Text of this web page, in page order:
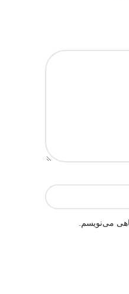
کار متقاضیان و
و حجم بار، حداکثر
طارم درجه یک (وزن گونی، محاسبه
فریدونکنار و بدون
خوب برای مراسم
می‌نویسم.